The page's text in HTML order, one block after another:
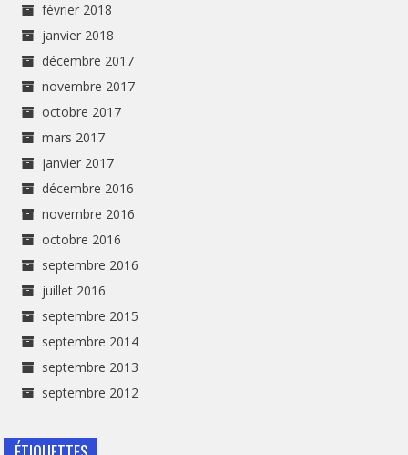
février 2018
janvier 2018
décembre 2017
novembre 2017
octobre 2017
mars 2017
janvier 2017
décembre 2016
novembre 2016
octobre 2016
septembre 2016
juillet 2016
septembre 2015
septembre 2014
septembre 2013
septembre 2012